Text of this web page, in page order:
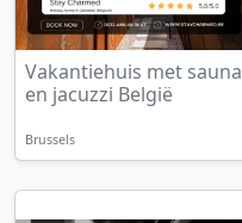
Vakantiehuis met sauna
en jacuzzi België
Brussels